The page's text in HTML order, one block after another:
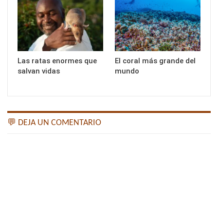
Las ratas enormes que
salvan vidas
El coral más grande del
mundo
💬 DEJA UN COMENTARIO